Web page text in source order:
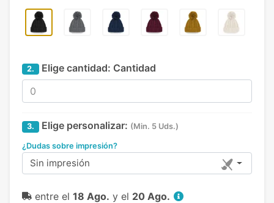
2. Elige cantidad: Cantidad
3. Elige personalizar: (Min. 5 Uds.)
¿Dudas sobre impresión?
Sin impresión
entre el 18 Ago. y el 20 Ago.